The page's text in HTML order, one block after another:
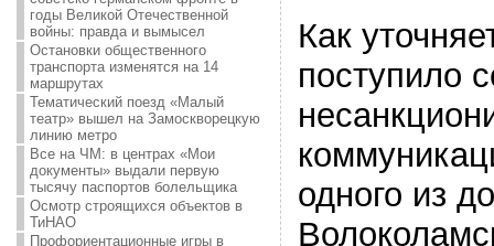
годы Великой Отечественной
войны: правда и вымысел
Остановки общественного
транспорта изменятся на 14
маршрутах
Тематический поезд «Малый
театр» вышел на Замоскворецкую
линию метро
Все на ЧМ: в центрах «Мои
документы» выдали первую
тысячу паспортов болельщика
Осмотр строящихся объектов в
ТиНАО
Профориентационные игры в
Как
поступило
одного из